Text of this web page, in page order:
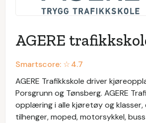
AGERE
Smartscore: ☆4.7
AGERE Trafikkskole driver
Porsgrunn og Tønsberg. AGERE
opplæring i alle kjøretøy og klasser,
tilhenger, moped, motorsykkel,